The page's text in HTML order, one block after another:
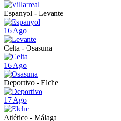
Espanyol - Levante
16 Ago
Celta - Osasuna
16 Ago
Deportivo - Elche
17 Ago
Atlético - Málaga